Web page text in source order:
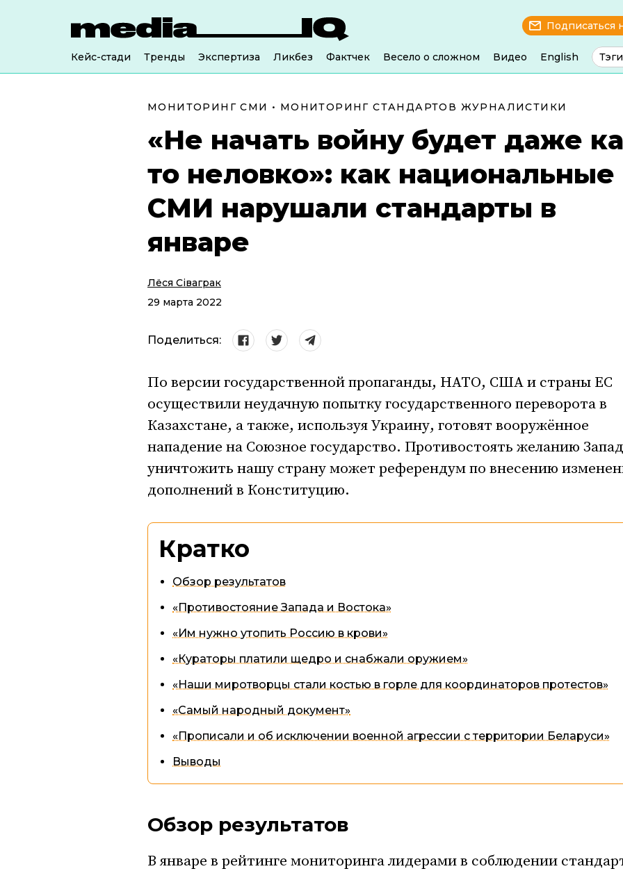
Подписаться
Кейс-стади Тренды Экспертиза Ликбез Фактчек Весело о сложном Видео English Тэги
МОНИТОРИНГ СМИ • МОНИТОРИНГ СТАНДАРТОВ ЖУРНАЛИСТИКИ
«Не начать войну будет даже
то неловко»: как национальные
СМИ нарушали стандарты в
январе
Лёся Сіваграк
29 марта 2022
Поделиться:
По версии государственной пропаганды, НАТО, США и страны ЕС
осуществили неудачную попытку государственного переворота в
Казахстане, а также, используя Украину, готовят вооружённое
нападение на Союзное государство. Противостоять желанию
уничтожить нашу страну может референдум по внесению
дополнений в Конституцию.
Кратко
Обзор результатов
«Противостояние Запада и Востока»
«Им нужно утопить Россию в крови»
«Кураторы платили щедро и снабжали оружием»
«Наши миротворцы стали костью в горле для координаторов протестов»
«Самый народный документ»
«Прописали и об исключении военной агрессии с территории Беларуси»
Выводы
Обзор результатов
В январе в рейтинге мониторинга лидерами в соблюдении